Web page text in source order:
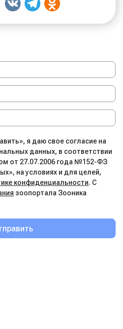
я даю свое согласие на
данных, в соответствии
от 27.07.2006 года №152-ФЗ
на условиях и для целей,
конфиденциальности. С
зоопортала Зооника